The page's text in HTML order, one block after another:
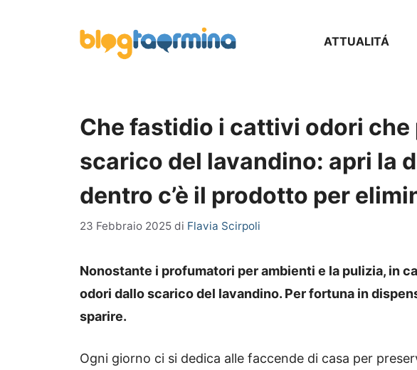
ATTUALITÁ
Che fastidio i cattivi odori
scarico del lavandino: apri la
dentro c’è il prodotto per
23 Febbraio 2025 di Flavia Scirpoli
Nonostante i profumatori per ambienti e la pulizia, in
odori dallo scarico del lavandino. Per fortuna in
sparire.
Ogni giorno ci si dedica alle faccende di casa per